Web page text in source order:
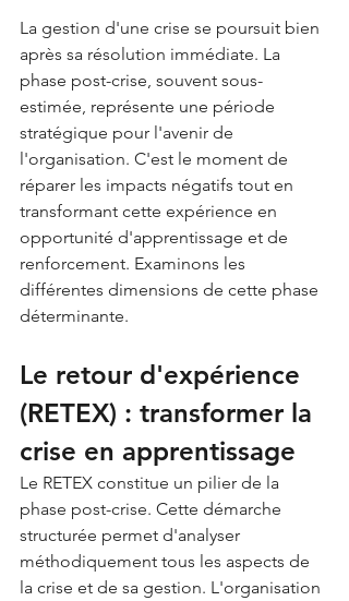
La gestion d'une crise se poursuit bien
après sa résolution immédiate. La
phase post-crise, souvent sous-
estimée, représente une période
stratégique pour l'avenir de
l'organisation. C'est le moment de
réparer les impacts négatifs tout en
transformant cette expérience en
opportunité d'apprentissage et de
renforcement. Examinons les
différentes dimensions de cette phase
déterminante.
Le retour d'expérience
(RETEX) : transformer la
crise en apprentissage
Le RETEX constitue un pilier de la
phase post-crise. Cette démarche
structurée permet d'analyser
méthodiquement tous les aspects de
la crise et de sa gestion. L'organisation